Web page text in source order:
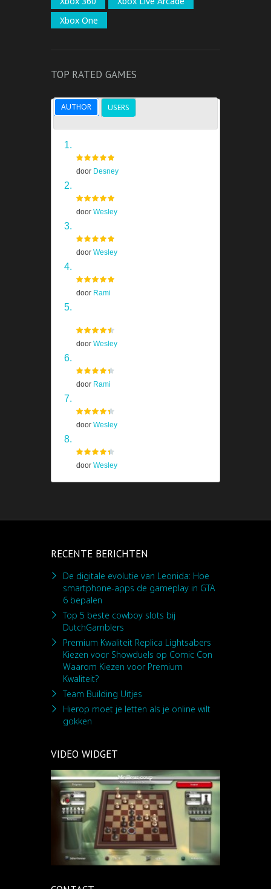
Xbox One
TOP RATED GAMES
AUTHOR USERS
door Desney
door Wesley
door Wesley
door Rami
door Wesley
door Rami
door Wesley
door Wesley
RECENTE BERICHTEN
De digitale evolutie van Leonida: Hoe
smartphone-apps de gameplay in GTA
6 bepalen
Top 5 beste cowboy slots bij
DutchGamblers
Premium Kwaliteit Replica Lightsabers
Kiezen voor Showduels op Comic Con
Waarom Kiezen voor Premium
Kwaliteit?
Team Building Uitjes
Hierop moet je letten als je online wilt
gokken
VIDEO WIDGET